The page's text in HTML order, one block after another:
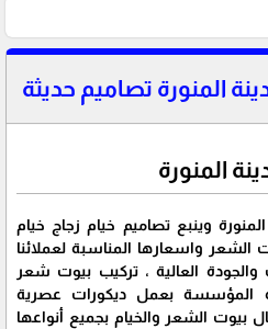
المنورة تصاميم حديثة
المنورة
وينبع تصاميم خيام زجاج خيام
الشعر واسعارها المناسبة لعملائنا
العالية ، تركيب بيوت شعر
المؤسسة بعمل ديكورات عصرية
الشعر والخيام بجميع أنواعها